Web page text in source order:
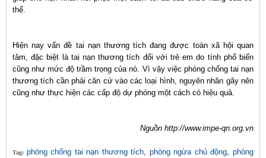
thể.
Hiện nay vấn đề tai nạn thương tích đang được toàn xã hội quan
tâm, đặc biệt là tai nạn thương tích đối với trẻ em do tính phổ biến
cũng như mức độ trầm trọng của nó. Vì vậy việc phòng chống tai nạn
thương tích cần phải căn cứ vào các loại hình, nguyên nhân gây nên
cũng như thực hiện các cấp độ dự phòng một cách có hiệu quả.
Nguồn http://www.impe-qn.org.vn
Tag: phòng chống tai nạn thương tích, phòng ngừa chủ động,phòng